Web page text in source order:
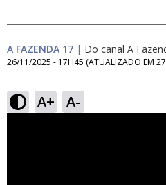
A FAZENDA 17 | Do canal A
26/11/2025 - 17H45 (ATUALIZADO EM
A+ A-